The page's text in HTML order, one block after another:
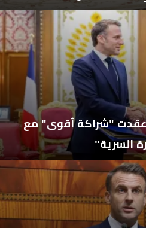
عقدت "شراكة أقوى" مع
السرية"